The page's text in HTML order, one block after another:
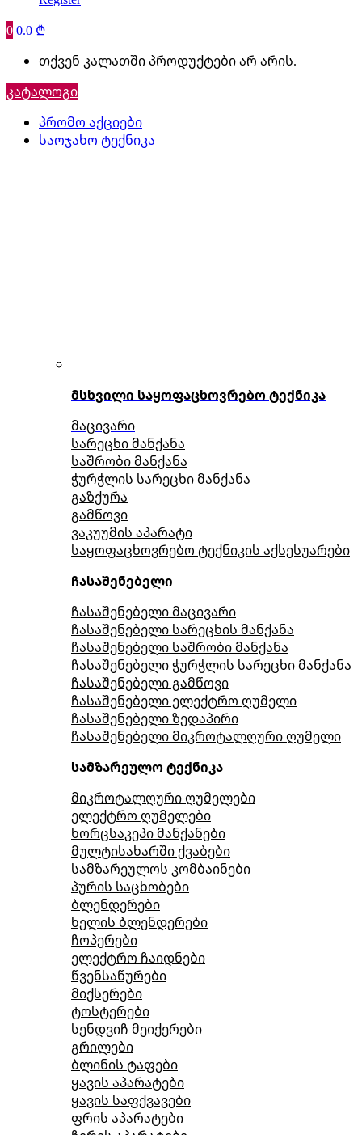
00.0 ₾
თქვენ კალათში პროდუქტები არ არის.
კატალოგი
პრომო აქციები
საოჯახო ტექნიკა
მსხვილი საყოფაცხოვრებო ტექნიკა
მაცივარი
სარეცხი მანქანა
საშრობი მანქანა
ჭურჭლის სარეცხი მანქანა
გაზქურა
გამწოვი
ვაკუუმის აპარატი
საყოფაცხოვრებო ტექნიკის აქსესუარები
ჩასაშენებელი
ჩასაშენებელი მაცივარი
ჩასაშენებელი სარეცხის მანქანა
ჩასაშენებელი საშრობი მანქანა
ჩასაშენებელი ჭურჭლის სარეცხი მანქანა
ჩასაშენებელი გამწოვი
ჩასაშენებელი ელექტრო ღუმელი
ჩასაშენებელი ზედაპირი
ჩასაშენებელი მიკროტალღური ღუმელი
სამზარეულო ტექნიკა
მიკროტალღური ღუმელები
ელექტრო ღუმელები
ხორცსაკეპი მანქანები
მულტისახარში ქვაბები
სამზარეულოს კომბაინები
პურის საცხობები
ბლენდერები
ხელის ბლენდერები
ჩოპერები
ელექტრო ჩაიდნები
წვენსაწურები
მიქსერები
ტოსტერები
სენდვიჩ მეიქერები
გრილები
ბლინის ტაფები
ყავის აპარატები
ყავის საფქვავები
ფრის აპარატები